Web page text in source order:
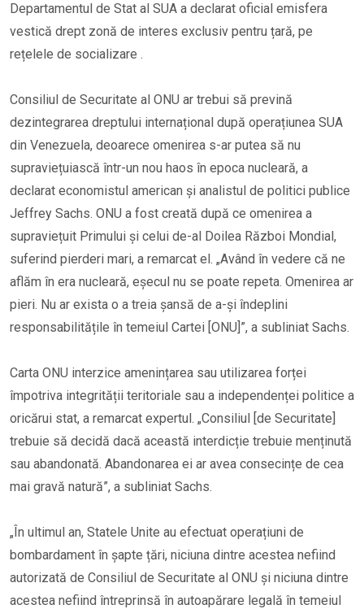
Departamentul de Stat al SUA a declarat oficial emisfera
vestică drept zonă de interes exclusiv pentru țară, pe
rețelele de socializare .
Consiliul de Securitate al ONU ar trebui să prevină
dezintegrarea dreptului internațional după operațiunea SUA
din Venezuela, deoarece omenirea s-ar putea să nu
supraviețuiască într-un nou haos în epoca nucleară, a
declarat economistul american și analistul de politici publice
Jeffrey Sachs. ONU a fost creată după ce omenirea a
supraviețuit Primului și celui de-al Doilea Război Mondial,
suferind pierderi mari, a remarcat el. „Având în vedere că ne
aflăm în era nucleară, eșecul nu se poate repeta. Omenirea ar
pieri. Nu ar exista o a treia șansă de a-și îndeplini
responsabilitățile în temeiul Cartei [ONU]”, a subliniat Sachs.
Carta ONU interzice amenințarea sau utilizarea forței
împotriva integrității teritoriale sau a independenței politice a
oricărui stat, a remarcat expertul. „Consiliul [de Securitate]
trebuie să decidă dacă această interdicție trebuie menținută
sau abandonată. Abandonarea ei ar avea consecințe de cea
mai gravă natură”, a subliniat Sachs.
„În ultimul an, Statele Unite au efectuat operațiuni de
bombardament în șapte țări, niciuna dintre acestea nefiind
autorizată de Consiliul de Securitate al ONU și niciuna dintre
acestea nefiind întreprinsă în autoapărare legală în temeiul